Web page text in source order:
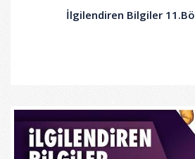
İlgilendiren Bilgiler